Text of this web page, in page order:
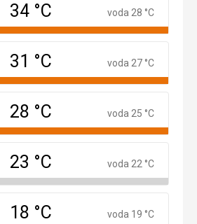
34 °C voda 28 °C
31 °C voda 27 °C
28 °C voda 25 °C
23 °C voda 22 °C
18 °C voda 19 °C